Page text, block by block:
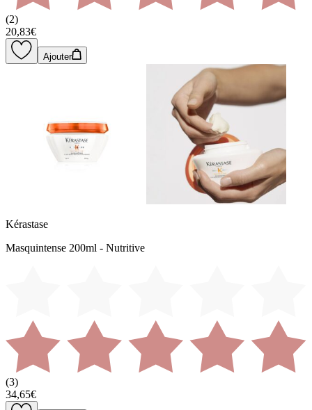
(2)
20,83€
Ajouter
Kérastase
Masquintense 200ml - Nutritive
(3)
34,65€